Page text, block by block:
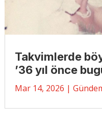
Takvimlerde
’36 yıl önce
Mar 14, 2026 |